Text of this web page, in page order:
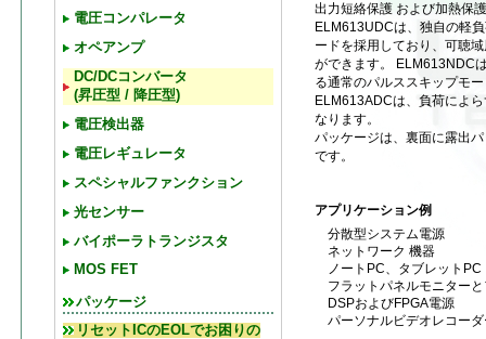
電圧コンパレータ
オペアンプ
DC/DCコンバータ
(昇圧型 / 降圧型)
電圧検出器
電圧レギュレータ
スペシャルファンクション
光センサー
バイポーラトランジスタ
MOS FET
パッケージ
リセットICのEOLでお困りの
出力短絡保護 および加熱保
ELM613UDCは、独自の軽
ードを採用しており、可聴
ができます。 ELM613NDC
る通常のパルススキップモ
ELM613ADCは、負荷によ
なります。
パッケージは、裏面に露出
です。
アプリケーション例
分散型システム電源
ネットワーク 機器
ノートPC、タブレットPC
フラットパネルモニター
DSPおよびFPGA電源
パーソナルビデオレコーダ